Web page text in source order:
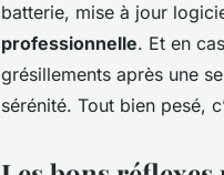
batterie, mise à jour
professionnelle. Et en
grésillements après une
sérénité. Tout bien pesé,